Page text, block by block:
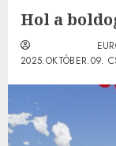
Hol a
2025.OKTÓBER.09.